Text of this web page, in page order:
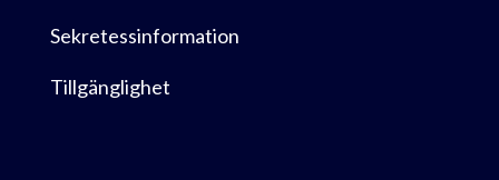
Sekretessinformation
Tillgänglighet